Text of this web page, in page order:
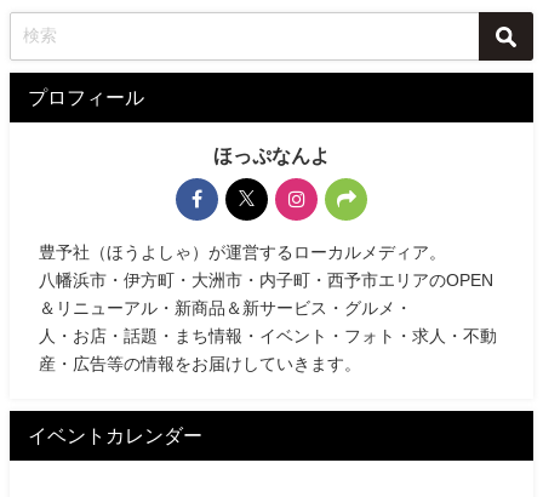
プロフィール
ほっぷなんよ
豊予社（ほうよしゃ）が運営するローカルメディア。
八幡浜市・伊方町・大洲市・内子町・西予市エリアのOPEN
＆リニューアル・新商品＆新サービス・グルメ・
人・お店・話題・まち情報・イベント・フォト・求人・不動
産・広告等の情報をお届けしていきます。
イベントカレンダー